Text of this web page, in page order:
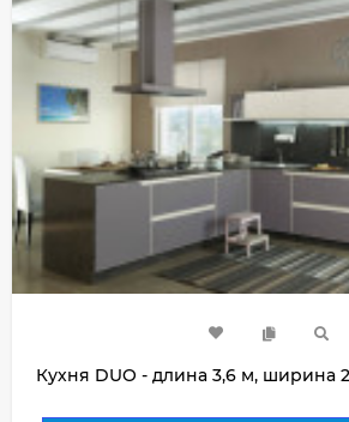
Кухня DUO - длина 3,6 м, ширина